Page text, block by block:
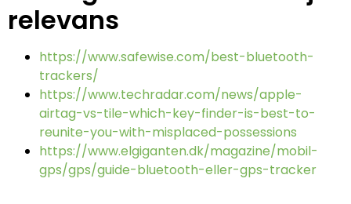
relevans
https://www.safewise.com/best-bluetooth-
trackers/
https://www.techradar.com/news/apple-
airtag-vs-tile-which-key-finder-is-best-to-
reunite-you-with-misplaced-possessions
https://www.elgiganten.dk/magazine/mobil-
gps/gps/guide-bluetooth-eller-gps-tracker